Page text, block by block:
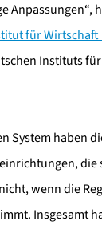
Anpassungen“,
für Wirtschaft
Instituts
System haben
wenn die
Insgesamt